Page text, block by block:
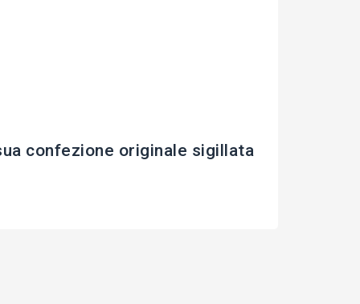
confezione originale sigillata